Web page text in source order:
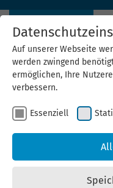
Auf unserer Webseite
werden zwingend
ermöglichen, Ihre
verbessern.
Essenziell